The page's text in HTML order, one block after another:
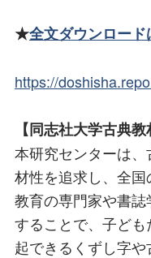
★全文ダウンロード
https://
【同志社大学古典
本研究センターは
材性を追求し、全
教育の専門家や書
することで、子ど
起できるくずし字